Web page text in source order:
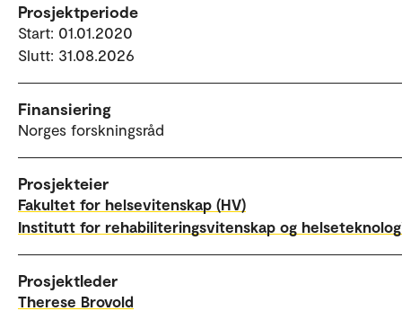
Prosjektperiode
Start: 01.01.2020
Slutt: 31.08.2026
Finansiering
Norges forskningsråd
Prosjekteier
Fakultet for helsevitenskap (HV)
Institutt for rehabiliteringsvitenskap og
Prosjektleder
Therese Brovold